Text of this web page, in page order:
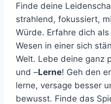
Finde deine
strahlend, fokussiert,
Würde. Erfahre dich
Wesen in einer sich
Welt. Lebe deine ganz
und –Lerne! Geh den
lerne, versage besser
bewusst. Finde das